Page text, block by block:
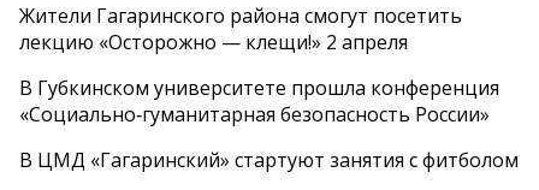
Жители Гагаринского района смогут посетить
лекцию «Осторожно — клещи!» 2 апреля
В Губкинском университете прошла конференция
«Социально‑гуманитарная безопасность России»
В ЦМД «Гагаринский» стартуют занятия с фитболом